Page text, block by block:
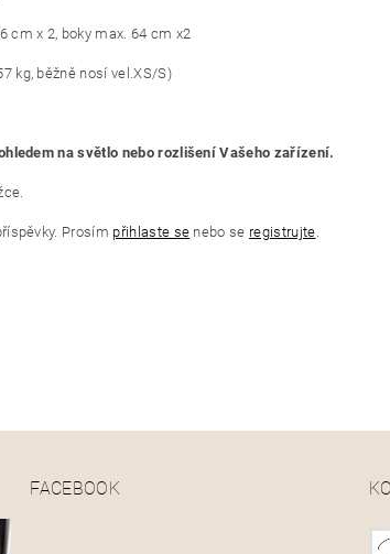
cm x 2, boky max. 64 cm x2
kg, běžně nosí vel.XS/S)
na světlo nebo rozlišení Vašeho zařízení.
Prosím přihlaste se nebo se registrujte.
FACEBOOK